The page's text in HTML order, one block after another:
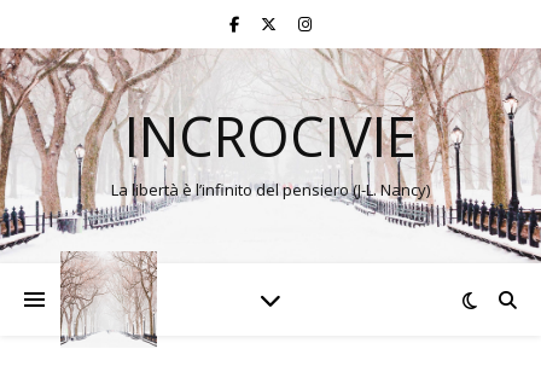
INCROCIVIE
La libertà è l’infinito del pensiero (J-L. Nancy)